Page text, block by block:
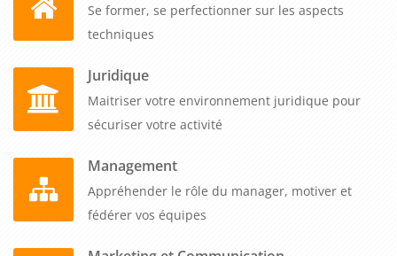
Se former, se perfectionner sur les aspects
techniques
Juridique
Maitriser votre environnement juridique pour
sécuriser votre activité
Management
Appréhender le rôle du manager, motiver et
fédérer vos équipes